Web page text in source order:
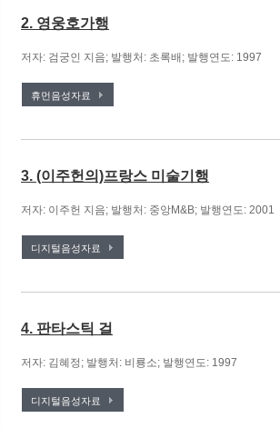
2. 영웅호가행
저자: 검궁인 지음; 발행처: 초록배; 발행연도: 1997
휴먼음성자료
3. (이주헌의)프랑스 미술기행
저자: 이주헌 지음; 발행처: 중앙M&B; 발행연도: 2001
디지털음성자료
4. 판타스틱 걸
저자: 김혜정; 발행처: 비룡소; 발행연도: 1997
디지털음성자료